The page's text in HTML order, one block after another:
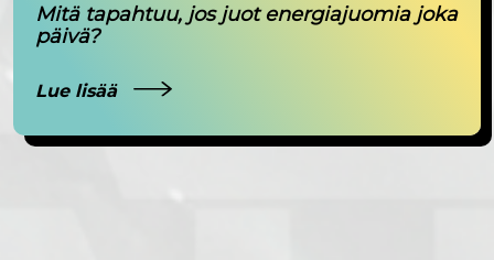
Mitä tapahtuu, jos juot energiajuomia joka
päivä?
Lue lisää